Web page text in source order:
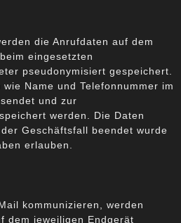
die Anrufdaten auf dem
eingesetzten
pseudonymisiert gespeichert.
Name und Telefonnummer im
und zur
werden. Die Daten
Geschäftsfall beendet wurde
erlauben.
kommunizieren, werden
dem jeweiligen Endgerät